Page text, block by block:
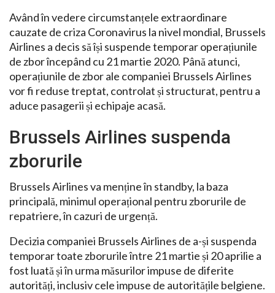
Având în vedere circumstanțele extraordinare
cauzate de criza Coronavirus la nivel mondial, Brussels
Airlines a decis să își suspende temporar operațiunile
de zbor începând cu 21 martie 2020. Până atunci,
operațiunile de zbor ale companiei Brussels Airlines
vor fi reduse treptat, controlat și structurat, pentru a
aduce pasagerii și echipaje acasă.
Brussels Airlines suspenda
zborurile
Brussels Airlines va menține în standby, la baza
principală, minimul operațional pentru zborurile de
repatriere, în cazuri de urgență.
Decizia companiei Brussels Airlines de a-și suspenda
temporar toate zborurile între 21 martie și 20 aprilie a
fost luată și în urma măsurilor impuse de diferite
autorități, inclusiv cele impuse de autoritățile belgiene.